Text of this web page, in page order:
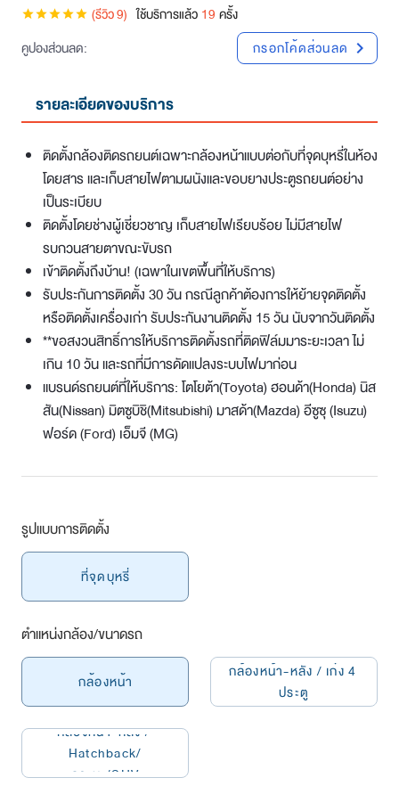
starstarstarstarstar (รีวิว 9) ใช้บริการแล้ว 19 ครั้ง
คูปองส่วนลด:
กรอกโค้ดส่วนลด chevron_right
รายละเอียดของบริการ
ติดตั้งกล้องติดรถยนต์เฉพาะกล้องหน้าแบบต่อกับที่จุดบุหรี่ในห้อง
โดยสาร และเก็บสายไฟตามผนังและขอบยางประตูรถยนต์อย่าง
เป็นระเบียบ
ติดตั้งโดยช่างผู้เชี่ยวชาญ เก็บสายไฟเรียบร้อย ไม่มีสายไฟ
รบกวนสายตาขณะขับรถ
เข้าติดตั้งถึงบ้าน! (เฉพาในเขตพื้นที่ให้บริการ)
รับประกันการติดตั้ง 30 วัน กรณีลูกค้าต้องการให้ย้ายจุดติดตั้ง
หรือติดตั้งเครื่องเก่า รับประกันงานติดตั้ง 15 วัน นับจากวันติดตั้ง
**ขอสงวนสิทธิ์การให้บริการติดตั้งรถที่ติดฟิล์มมาระยะเวลา ไม่
เกิน 10 วัน และรถที่มีการดัดแปลงระบบไฟมาก่อน
แบรนด์รถยนต์ที่ให้บริการ: โตโยต้า(Toyota) ฮอนด้า(Honda) นิส
สัน(Nissan) มิตซูบิชิ(Mitsubishi) มาสด้า(Mazda) อีซูซุ (Isuzu)
ฟอร์ด (Ford) เอ็มจี (MG)
รูปแบบการติดตั้ง
ที่จุดบุหรี่
ตำแหน่งกล้อง/ขนาดรถ
กล้องหน้า
กล้องหน้า-หลัง / เก๋ง 4
ประตู
กล้องหน้า-หลัง /
Hatchback/
กระบะ/SUV